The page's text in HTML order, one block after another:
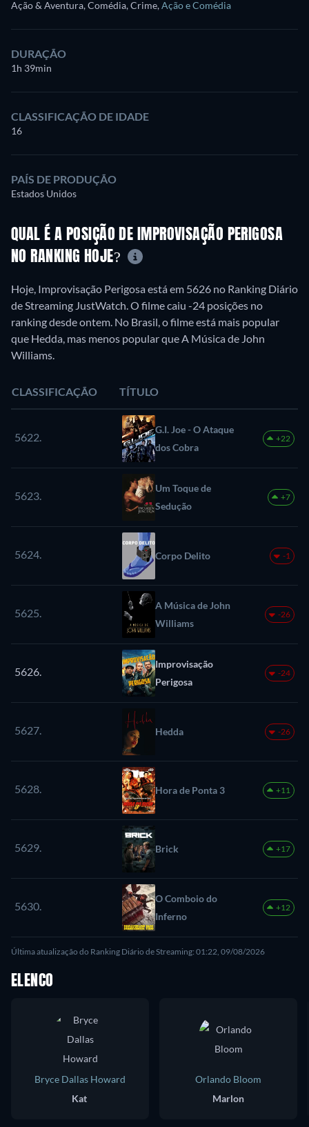
Ação & Aventura, Comédia, Crime,Ação e Comédia
DURAÇÃO
1h 39min
CLASSIFICAÇÃO DE IDADE
16
PAÍS DE PRODUÇÃO
Estados Unidos
QUAL É A POSIÇÃO DE IMPROVISAÇÃO PERIGOSA
NO RANKING HOJE?
Hoje, Improvisação Perigosa está em 5626 no Ranking Diário
de Streaming JustWatch. O filme caiu -24 posições no
ranking desde ontem. No Brasil, o filme está mais popular
que Hedda, mas menos popular que A Música de John
Williams.
CLASSIFICAÇÃO TÍTULO
5622.
G.I. Joe - O Ataque
dos Cobra
+22
5623.
Um Toque de
Sedução
+7
5624. Corpo Delito -1
5625.
A Música de John
Williams
-26
5626.
Improvisação
Perigosa
-24
5627. Hedda -26
5628. Hora de Ponta 3 +11
5629. Brick +17
5630.
O Comboio do
Inferno
+12
Última atualização do Ranking Diário de Streaming: 01:22, 09/08/2026
ELENCO
Bryce Dallas Howard
Kat
Orlando Bloom
Marlon